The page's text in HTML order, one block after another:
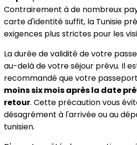
Contrairement à de nombreux
carte d'identité suffit, la Tunisie
exigences plus strictes pour les
La durée de validité de votre
au-delà de votre séjour prévu. Il
recommandé que votre
moins six mois après la date
retour. Cette précaution vous
désagrément à l'arrivée ou au
tunisien.